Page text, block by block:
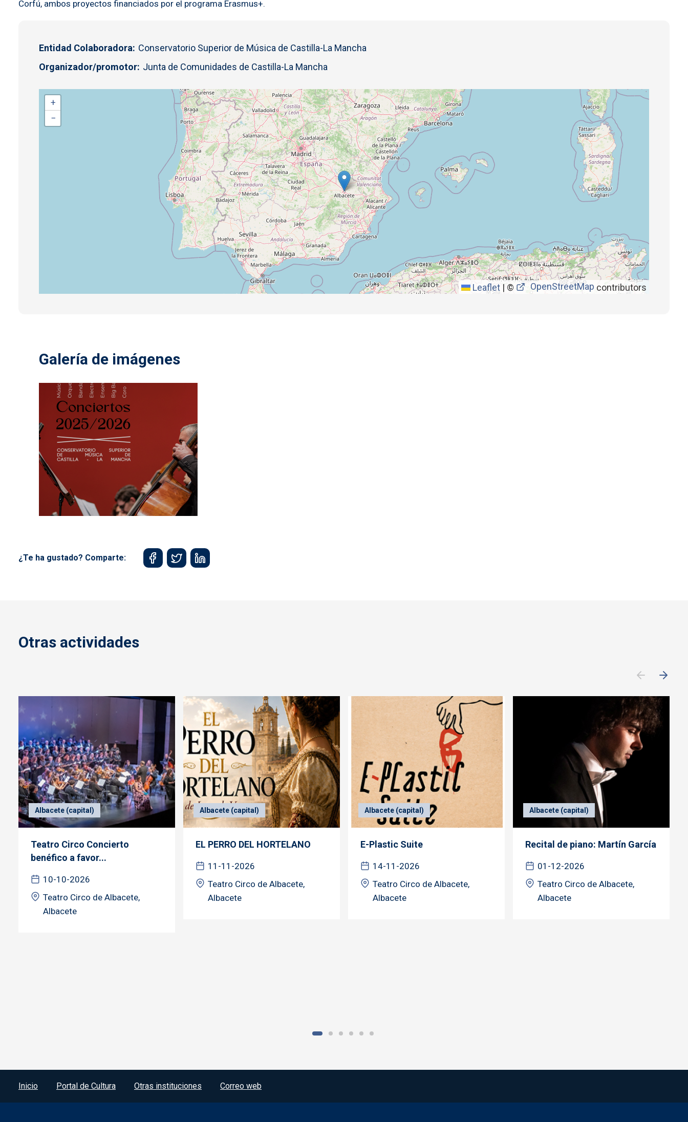
Corfú, ambos proyectos financiados por el programa Erasmus+.
Entidad Colaboradora
Conservatorio Superior de Música de Castilla-La Mancha
Organizador/promotor Junta de Comunidades de Castilla-La Mancha
+
−
Leaflet | © OpenStreetMap contributors
Galería de imágenes
¿Te ha gustado? Comparte:
Otras actividades
Albacete (capital)
Teatro Circo Concierto
benéfico a favor...
10-10-2026
Teatro Circo de Albacete,
Albacete
Albacete (capital)
EL PERRO DEL HORTELANO
11-11-2026
Teatro Circo de Albacete,
Albacete
Albacete (capital)
E-Plastic Suite
14-11-2026
Teatro Circo de Albacete,
Albacete
Albacete (capital)
Recital de piano: Martín García
01-12-2026
Teatro Circo de Albacete,
Albacete
Menú del pie
Inicio Portal de Cultura Otras instituciones Correo web